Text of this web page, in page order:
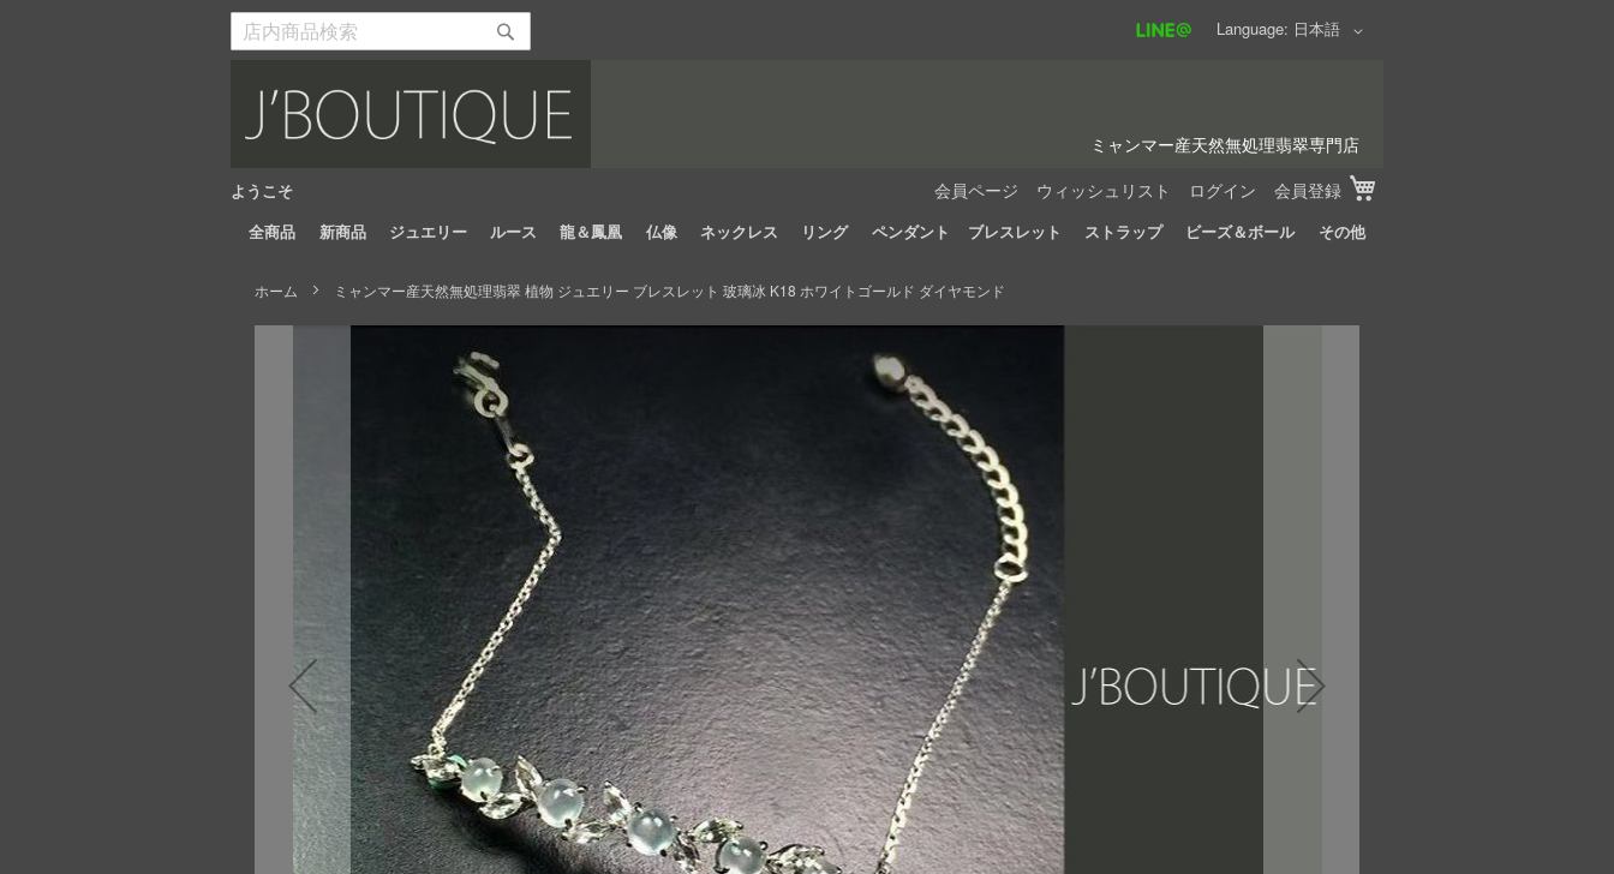
Language
日本語
会員ページ ウィッシュリスト ログイン 会員登録
Skip
ミャンマー産天然無処理翡翠専門店
ようこそ
検
検
始
全商品 新商品 ジュエリー ルース 龍＆鳳凰 仏像 ネックレス リング ペンダント ブレスレット ストラップ ビーズ＆ボール その他
ホーム ミャンマー産天然無処理翡翠 植物 ジュエリー ブレスレット 玻璃冰 K18 ホワイトゴールド ダイヤモンド